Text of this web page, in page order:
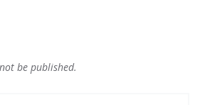
be published.